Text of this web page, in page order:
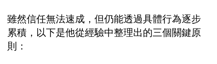
雖然信任無法速成，但仍能透過具體行為逐步
累積，以下是他從經驗中整理出的三個關鍵原
則：